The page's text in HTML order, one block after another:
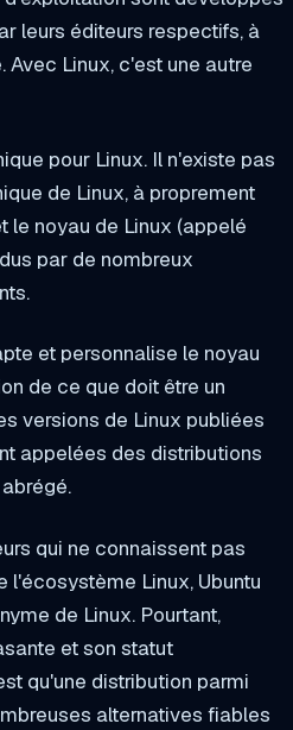
leurs éditeurs respectifs, à
Linux, c'est une autre
pour Linux. Il n'existe pas
de Linux, à proprement
le noyau de Linux (appelé
par de nombreux
et personnalise le noyau
de ce que doit être un
versions de Linux publiées
appelées des distributions
qui ne connaissent pas
l'écosystème Linux, Ubuntu
de Linux. Pourtant,
et son statut
qu'une distribution parmi
alternatives fiables